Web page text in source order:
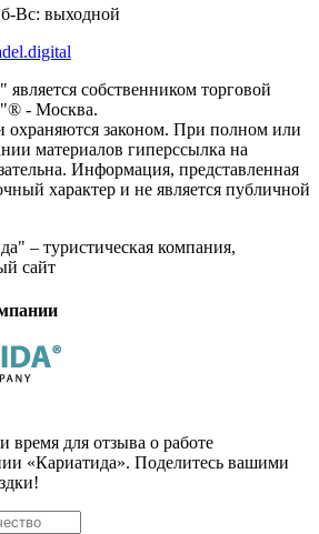
Вс: выходной
собственником торговой
- Москва.
законом. При полном или
материалов гиперссылка на
Информация, представленная
характер и не является публичной
– туристическая компания,
сайт
для отзыва о работе
«Кариатида». Поделитесь вашими